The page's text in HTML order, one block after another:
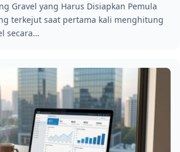
Gravel yang Harus Disiapkan Pemula
terkejut saat pertama kali menghitung
secara…